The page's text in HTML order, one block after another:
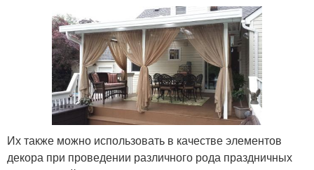
Их также можно использовать в качестве элементов
декора при проведении различного рода праздничных